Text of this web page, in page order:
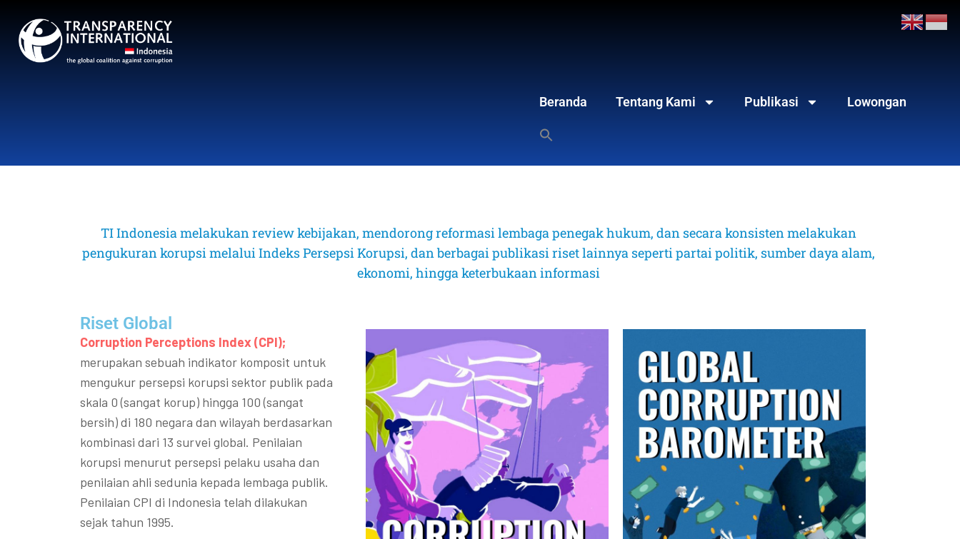
Beranda Tentang Kami Publikasi Lowongan
TI Indonesia melakukan review kebijakan, mendorong reformasi lembaga penegak hukum, dan secara konsisten melakukan
pengukuran korupsi melalui Indeks Persepsi Korupsi, dan berbagai publikasi riset lainnya seperti partai politik, sumber daya alam,
ekonomi, hingga keterbukaan informasi
Riset Global​
Corruption Perceptions Index (CPI);
merupakan sebuah indikator komposit untuk
mengukur persepsi korupsi sektor publik pada
skala 0 (sangat korup) hingga 100 (sangat
bersih) di 180 negara dan wilayah berdasarkan
kombinasi dari 13 survei global. Penilaian
korupsi menurut persepsi pelaku usaha dan
penilaian ahli sedunia kepada lembaga publik.
Penilaian CPI di Indonesia telah dilakukan
sejak tahun 1995.